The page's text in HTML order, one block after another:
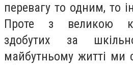
перевагу то одним, то
Проте з великою
здобутих за
майбутньому житті ми